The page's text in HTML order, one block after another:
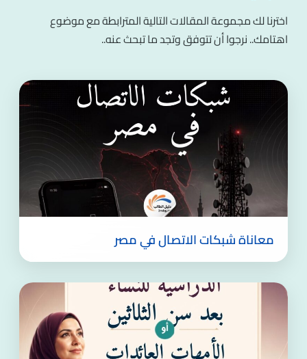
اخترنا لك مجموعة المقالات التالية المترابطة مع موضوع
اهتامك.. نرجوا أن تتوفق وتجد ما تبحث عنه..
معاناة شبكات الاتصال في مصر